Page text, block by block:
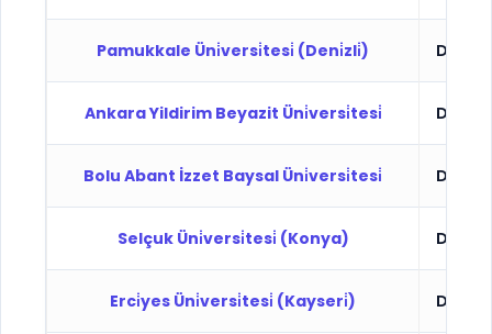
Pamukkale Üni̇versi̇tesi̇ (Deni̇zli̇) Devlet
Ankara Yildirim Beyazit Üni̇versi̇tesi̇ Devlet
Bolu Abant İzzet Baysal Üni̇versi̇tesi̇ Devlet
Selçuk Üni̇versi̇tesi̇ (Konya) Devlet
Erci̇yes Üni̇versi̇tesi̇ (Kayseri̇) Devlet